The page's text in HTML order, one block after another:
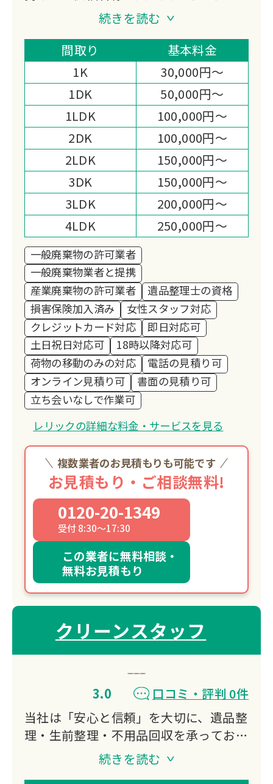
最善のご提案と丁寧な家財整理をお約束
家財整理（生前の想い出整理・空家整
理・相続支援整理・遺品整理）を通し
て、地域社会福祉へも目を向け、生活困
窮者の方をはじめとし、各団体様への寄
付活動をすることにより、より一層、お
客様へのサービス向上に取り組む姿勢で
務めております。
続きを読む
間取り
基本料金
1K
30,000円～
1DK
50,000円～
1LDK
100,000円～
2DK
100,000円～
2LDK
150,000円～
3DK
150,000円～
3LDK
200,000円～
4LDK
250,000円～
一般廃棄物の許可業者
一般廃棄物業者と提携
産業廃棄物の許可業者
遺品整理士の資格
損害保険加入済み
女性スタッフ対応
クレジットカード対応
即日対応可
土日祝日対応可
18時以降対応可
荷物の移動のみの対応
電話の見積り可
オンライン見積り可
書面の見積り可
立ち会いなしで作業可
レリックの詳細な料金・サービスを見る
複数業者のお見積もりも可能です
お見積もり・ご相談無料!
0120-20-1349
受付 8:30～17:30
この業者に無料相談・
無料お見積もり
クリーンスタッフ
3.0
口コミ・評判 0件
当社は「安心と信頼」を大切に、遺品整
理・生前整理・不用品回収を承っており
故人の思い出を尊重し、ご家族のお気持
続きを読む